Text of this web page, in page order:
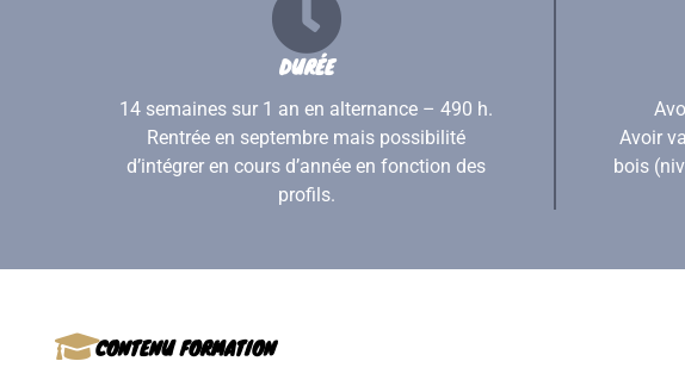
DURÉE
14 semaines sur 1 an en alternance – 490 h.
Rentrée en septembre mais possibilité
d’intégrer en cours d’année en fonction des
profils.
Avoir
bois
CONTENU FORMATION